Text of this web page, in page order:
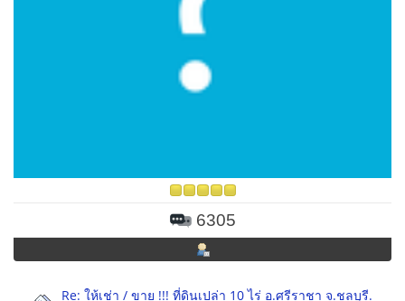
6305
Re: ให้เช่า / ขาย !!! ที่ดินเปล่า 10 ไร่ อ.ศรีราชา จ.ชลบุรี.